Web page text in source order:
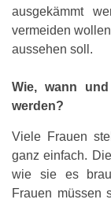
ausgekämmt
vermeiden
aussehen soll.
Wie, wann
werden?
Viele Frauen
ganz einfach.
wie sie es
Frauen müssen